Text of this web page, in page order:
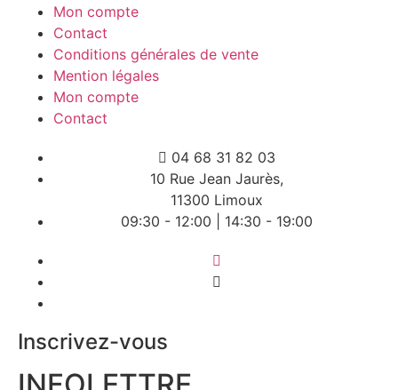
Mon compte
Contact
Conditions générales de vente
Mention légales
Mon compte
Contact
04 68 31 82 03
10 Rue Jean Jaurès,
11300 Limoux
09:30 - 12:00 | 14:30 - 19:00
Inscrivez-vous